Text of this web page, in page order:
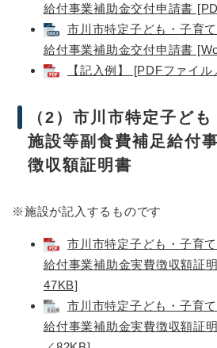
給付事業補助金交付申請書​
市川市特定子ども・子育
給付事業補助金交付申請書​
【記入例】 [PDFファイル
（2）市川市特定子ど
施設等副食費補足給付
徴収額証明書
※施設が記入するものです
市川市特定子ども・子育
給付事業補助金実費徴収額証
47KB]
市川市特定子ども・子育
給付事業補助金実費徴収額証